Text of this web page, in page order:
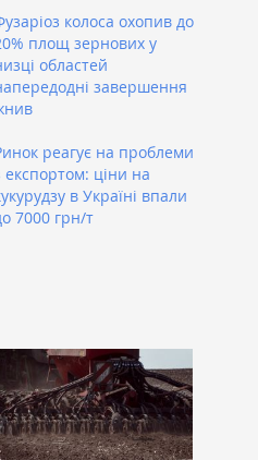
колоса охопив до
площ зернових у
областей
завершення
реагує на проблеми
експортом: ціни на
в Україні впали
7000 грн/т